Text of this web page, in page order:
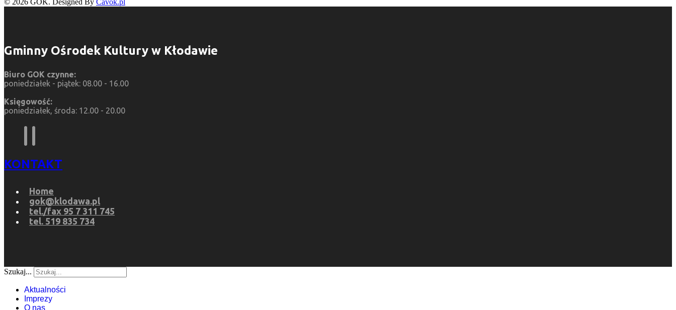
© 2026 GOK. Designed By Cavok.pl
Gminny Ośrodek Kultury w Kłodawie
Biuro GOK czynne:
poniedziałek - piątek: 08.00 - 16.00
Księgowość:
poniedziałek, środa: 12.00 - 20.00
KONTAKT
Home
gok@klodawa.pl
tel./fax 95 7 311 745
tel. 519 835 734
Szukaj...
Aktualności
Imprezy
O nas